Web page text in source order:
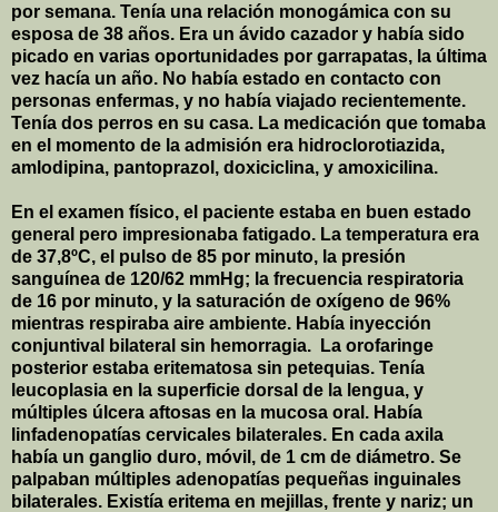
por semana. Tenía una relación monogámica con su
esposa de 38 años. Era un ávido cazador y había sido
picado en varias oportunidades por garrapatas, la última
vez hacía un año. No había estado en contacto con
personas enfermas, y no había viajado recientemente.
Tenía dos perros en su casa. La medicación que tomaba
en el momento de la admisión era hidroclorotiazida,
amlodipina, pantoprazol, doxiciclina, y amoxicilina.
En el examen físico, el paciente estaba en buen estado
general pero impresionaba fatigado. La temperatura era
de 37,8ºC, el pulso de 85 por minuto, la presión
sanguínea de 120/62 mmHg; la frecuencia respiratoria
de 16 por minuto, y la saturación de oxígeno de 96%
mientras respiraba aire ambiente. Había inyección
conjuntival bilateral sin hemorragia.
La orofaringe
posterior estaba eritematosa sin petequias. Tenía
leucoplasia en la superficie dorsal de la lengua, y
múltiples úlcera aftosas en la mucosa oral. Había
linfadenopatías cervicales bilaterales. En cada axila
había un ganglio duro, móvil, de 1 cm de diámetro. Se
palpaban múltiples adenopatías pequeñas inguinales
bilaterales. Existía eritema en mejillas, frente y nariz; un